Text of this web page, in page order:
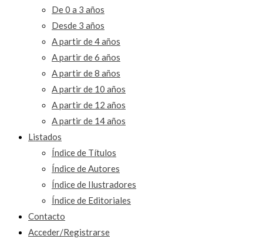
De 0 a 3 años
Desde 3 años
A partir de 4 años
A partir de 6 años
A partir de 8 años
A partir de 10 años
A partir de 12 años
A partir de 14 años
Listados
Índice de Títulos
Índice de Autores
Índice de Ilustradores
Índice de Editoriales
Contacto
Acceder/Registrarse